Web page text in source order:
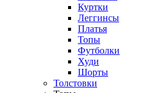
Куртки
Леггинсы
Платья
Топы
Футболки
Худи
Шорты
Толстовки